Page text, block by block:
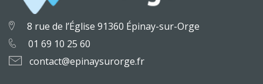
8 rue de l’Église 91360 Épinay-sur-Orge
01 69 10 25 60
contact@epinaysurorge.fr